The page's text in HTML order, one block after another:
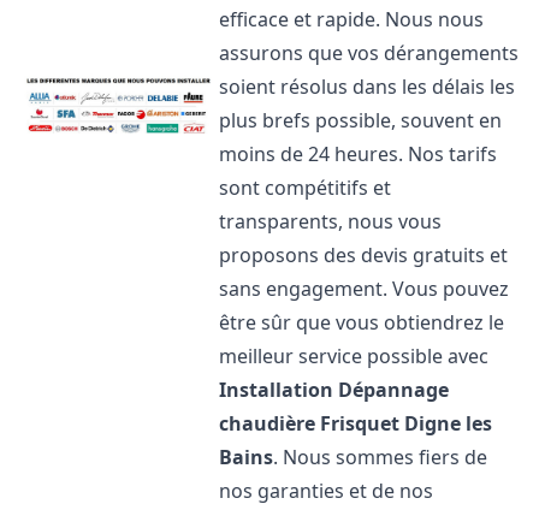
efficace et rapide. Nous nous
assurons que vos dérangements
soient résolus dans les délais les
plus brefs possible, souvent en
moins de 24 heures. Nos tarifs
sont compétitifs et
transparents, nous vous
proposons des devis gratuits et
sans engagement. Vous pouvez
être sûr que vous obtiendrez le
meilleur service possible avec
Installation Dépannage
chaudière Frisquet Digne les
Bains. Nous sommes fiers de
nos garanties et de nos